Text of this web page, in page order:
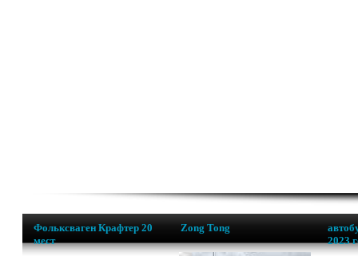
Фольксваген Крафтер 20
мест
Zong Tong
2023